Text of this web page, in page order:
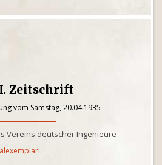
Zeitschrift
vom Samstag, 20.04.1935
Vereins deutscher Ingenieure